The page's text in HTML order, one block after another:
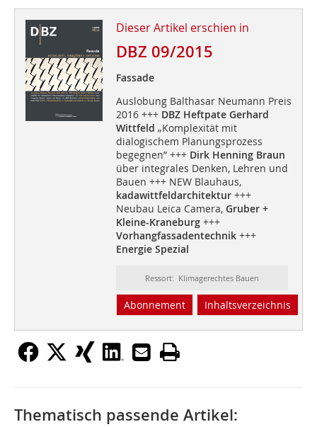
Dieser Artikel erschien in
DBZ 09/2015
Fassade
Auslobung Balthasar Neumann Preis
2016 +++ DBZ Heftpate Gerhard
Wittfeld „Komplexität mit
dialogischem Planungsprozess
begegnen” +++ Dirk Henning Braun
über integrales Denken, Lehren und
Bauen +++ NEW Blauhaus,
kadawittfeldarchitektur+++
Neubau Leica Camera, Gruber +
Kleine-Kraneburg +++
Vorhangfassadentechnik+++
Energie Spezial
Ressort: Klimagerechtes Bauen
Abonnement Inhaltsverzeichnis
Thematisch passende Artikel: